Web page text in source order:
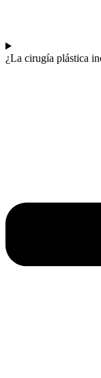
¿La cirugía plástica